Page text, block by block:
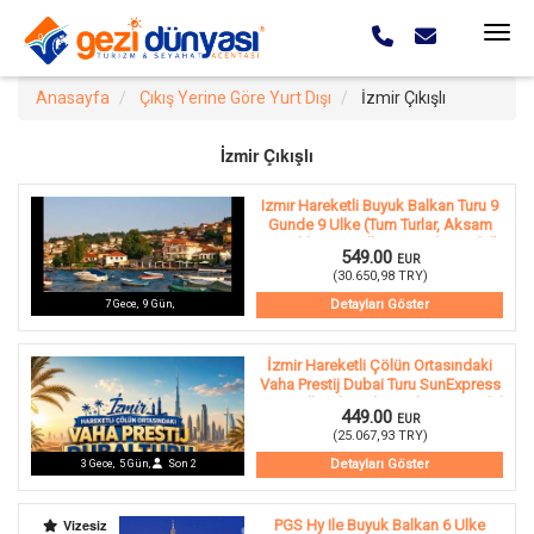
Anasayfa Çıkış Yerine Göre Yurt Dışı İzmir Çıkışlı
İzmir Çıkışlı
Izmır Hareketli Buyuk Balkan Turu 9
Gunde 9 Ulke (Tum Turlar, Aksam
549.00 EUR
(30.650,98 TRY)
7 Gece, 9 Gün, Detayları Göster
İzmir Hareketli Çölün Ortasındaki
Vaha Prestij Dubai Turu SunExpress
3 Gece (387)
449.00 EUR
(25.067,93 TRY)
3 Gece, 5 Gün, Son 2 Detayları Göster
Vizesiz
PGS Hy Ile Buyuk Balkan 6 Ulke